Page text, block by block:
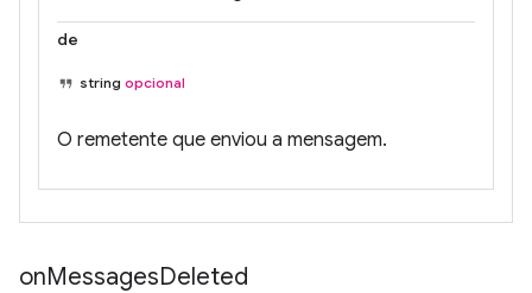
de
string opcional
O remetente que enviou a mensagem.
onMessagesDeleted